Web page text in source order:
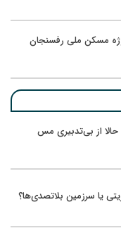
مسکن ملی رفسنجان
حالا از بی‌تدبیری مس
یا سرزمین بلاتصدی‌ها؟